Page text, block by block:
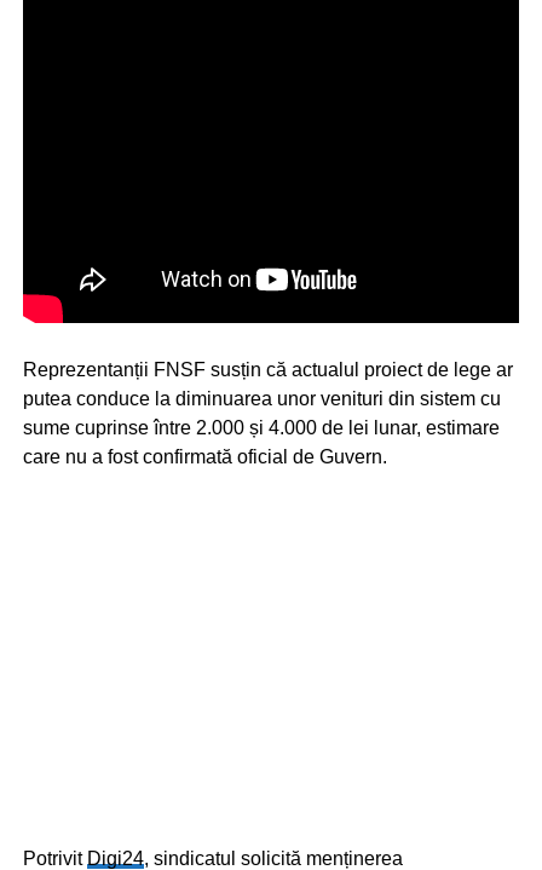
Reprezentanții FNSF susțin că actualul proiect de lege ar
putea conduce la diminuarea unor venituri din sistem cu
sume cuprinse între 2.000 și 4.000 de lei lunar, estimare
care nu a fost confirmată oficial de Guvern.
Potrivit Digi24, sindicatul solicită menținerea